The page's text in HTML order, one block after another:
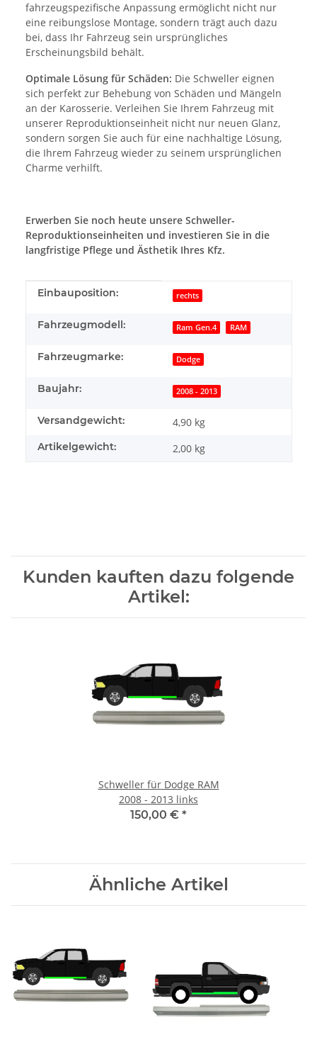
fahrzeugspezifische Anpassung ermöglicht nicht nur
eine reibungslose Montage, sondern trägt auch dazu
bei, dass Ihr Fahrzeug sein ursprüngliches
Erscheinungsbild behält.
Optimale Lösung für Schäden: Die Schweller eignen
sich perfekt zur Behebung von Schäden und Mängeln
an der Karosserie. Verleihen Sie Ihrem Fahrzeug mit
unserer Reproduktionseinheit nicht nur neuen Glanz,
sondern sorgen Sie auch für eine nachhaltige Lösung,
die Ihrem Fahrzeug wieder zu seinem ursprünglichen
Charme verhilft.
Erwerben Sie noch heute unsere Schweller-
Reproduktionseinheiten und investieren Sie in die
langfristige Pflege und Ästhetik Ihres Kfz.
Produkteigenschaft
Wert
Einbauposition: rechts
Fahrzeugmodell: Ram Gen.4 RAM
Fahrzeugmarke: Dodge
Baujahr: 2008 - 2013
Versandgewicht: 4,90 kg
Artikelgewicht: 2,00 kg
Kunden kauften dazu folgende
Artikel:
Schweller für Dodge RAM
2008 - 2013 links
150,00 € *
Ähnliche Artikel